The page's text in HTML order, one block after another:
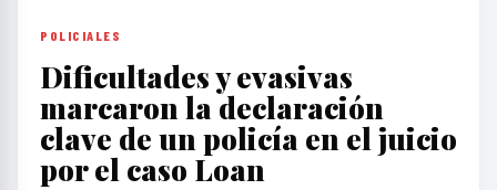
POLICIALES
Dificultades y evasivas
marcaron la declaración
clave de un policía en el juicio
por el caso Loan